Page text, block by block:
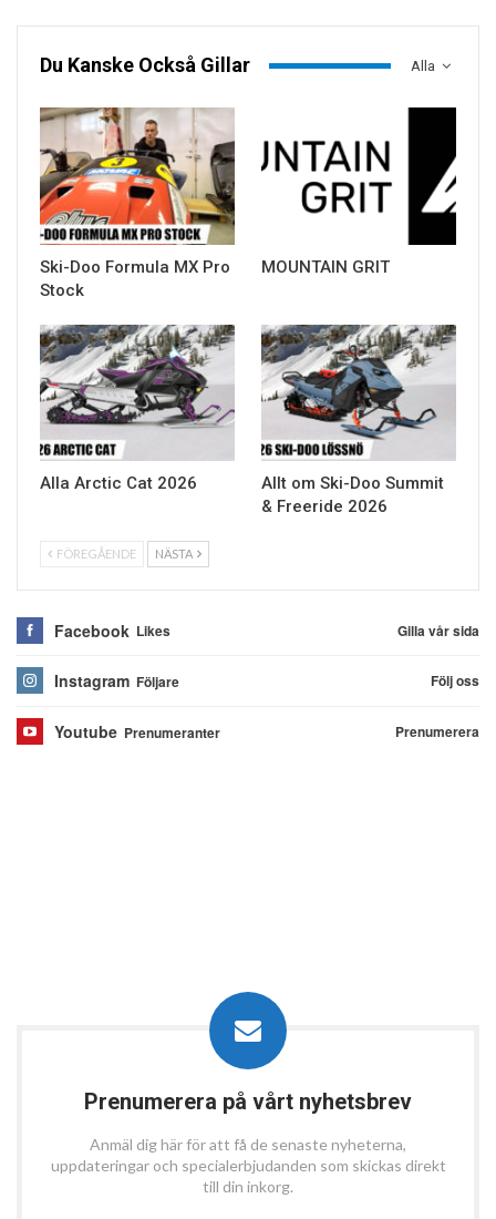
Alla
Du Kanske Också Gillar
Ski-Doo Formula MX Pro
Stock
MOUNTAIN GRIT
Alla Arctic Cat 2026
Allt om Ski-Doo Summit
& Freeride 2026
FÖREGÅENDE NÄSTA
Facebook Likes Gilla vår sida
Instagram Följare Följ oss
Youtube Prenumeranter Prenumerera
Prenumerera på vårt nyhetsbrev
Anmäl dig här för att få de senaste nyheterna,
uppdateringar och specialerbjudanden som skickas direkt
till din inkorg.